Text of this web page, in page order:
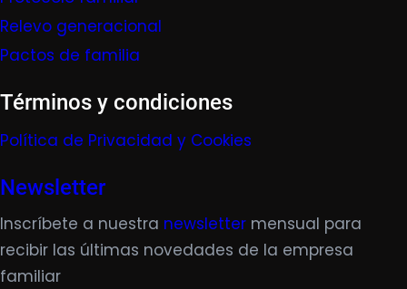
Relevo generacional
Pactos de familia
Términos y condiciones
Política de Privacidad y Cookies
Newsletter
Inscríbete a nuestra newsletter mensual para
recibir las últimas novedades de la empresa
familiar